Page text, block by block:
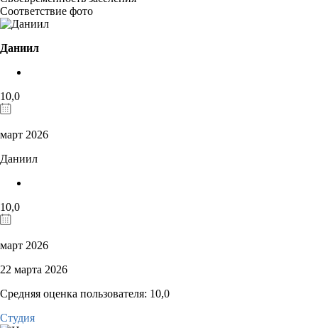
Соответствие фото
Даниил
10,0
март 2026
Даниил
10,0
март 2026
22 марта 2026
Средняя оценка пользователя: 10,0
Студия